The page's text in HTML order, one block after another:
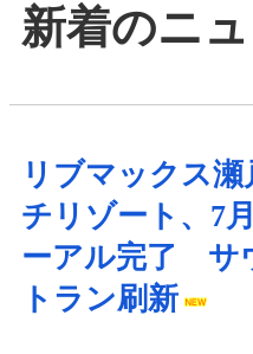
新着のニ
リブマックス
チリゾート、7
ーアル完了 サ
トラン刷新